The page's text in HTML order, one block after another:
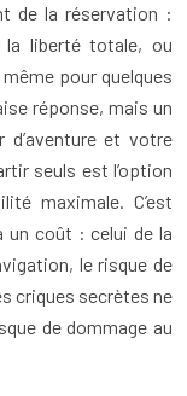
de la réservation :
liberté totale, ou
pour quelques
réponse, mais un
et votre
seuls est l’option
maximale. C’est
un coût : celui de la
le risque de
criques secrètes ne
de dommage au